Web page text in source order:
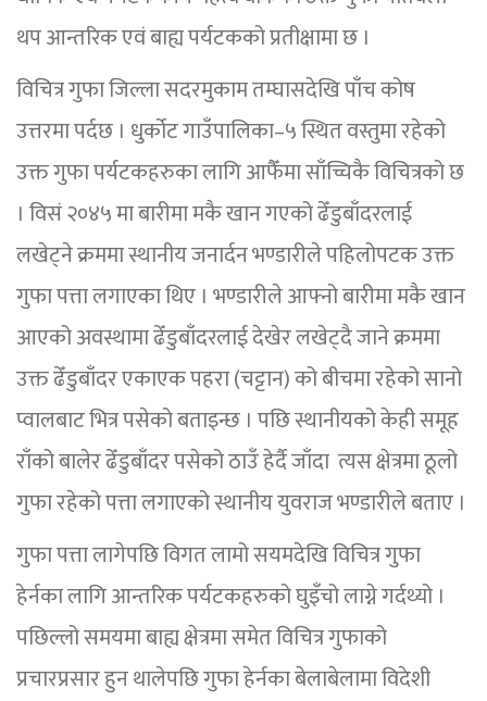
थप आन्तरिक एवं बाह्य पर्यटकको प्रतीक्षामा छ ।
विचित्र गुफा जिल्ला सदरमुकाम तम्घासदेखि पाँच कोष
उत्तरमा पर्दछ । धुर्कोट गाउँपालिका–५ स्थित वस्तुमा रहेको
उक्त गुफा पर्यटकहरुका लागि आफैँमा साँच्चिकै विचित्रको छ
। विसं २०४५ मा बारीमा मकै खान गएको ढेँडुबाँदरलाई
लखेट्ने क्रममा स्थानीय जनार्दन भण्डारीले पहिलोपटक उक्त
गुफा पत्ता लगाएका थिए । भण्डारीले आफ्नो बारीमा मकै खान
आएको अवस्थामा ढेँडुबाँदरलाई देखेर लखेट्दै जाने क्रममा
उक्त ढेँडुबाँदर एकाएक पहरा (चट्टान) को बीचमा रहेको सानो
प्वालबाट भित्र पसेको बताइन्छ । पछि स्थानीयको केही समूह
राँको बालेर ढेँडुबाँदर पसेको ठाउँ हेर्दै जाँदा त्यस क्षेत्रमा ठूलो
गुफा रहेको पत्ता लगाएको स्थानीय युवराज भण्डारीले बताए ।
गुफा पत्ता लागेपछि विगत लामो सयमदेखि विचित्र गुफा
हेर्नका लागि आन्तरिक पर्यटकहरुको घुइँचो लाग्ने गर्दथ्यो ।
पछिल्लो समयमा बाह्य क्षेत्रमा समेत विचित्र गुफाको
प्रचारप्रसार हुन थालेपछि गुफा हेर्नका बेलाबेलामा विदेशी